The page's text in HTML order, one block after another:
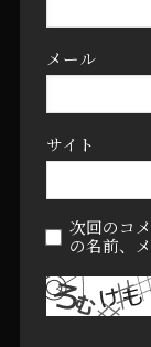
メール
サイト
次回のコ
の名前、